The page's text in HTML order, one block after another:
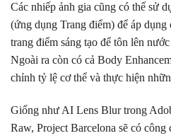
Các nhiếp ảnh gia cũng có thể sử
(ứng dụng Trang điểm) để áp dụng
trang điểm sáng tạo để tôn lên
Ngoài ra còn có cả Body
chỉnh tỷ lệ cơ thể và thực hiện
Giống như AI Lens Blur trong
Raw, Project Barcelona sẽ có